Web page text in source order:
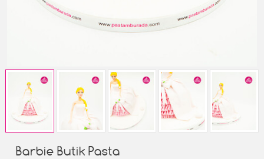
Barbie Butik Pasta